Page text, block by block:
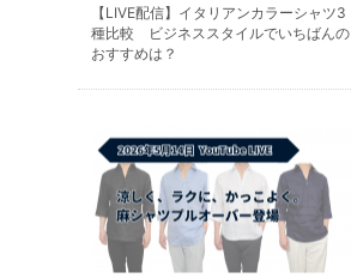
【LIVE配信】イタリアンカラーシャツ3
種比較 ビジネススタイルでいちばんの
おすすめは？